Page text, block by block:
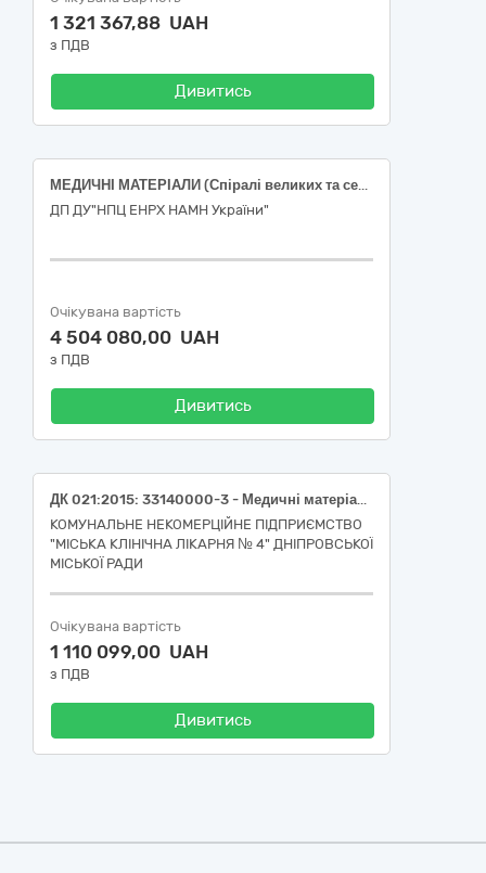
1 321 367,88 UAH
з ПДВ
Дивитись
МЕДИЧНІ МАТЕРІАЛИ (Спіралі великих та середніх розмірів, мікрокатетер, мікропровідник (НК 024:2023 «60940 Спіраль для емболізації судин головного мозку; 10691 Периферійний / коронарний судинний мікрокатетер; 58115 Периферійний судинний провідник, ручний); Код НК 031:2024 C010402020301 ЕМБОЛІЗАЦІЙНІ СПІРАЛІ, C0104020101 КАТЕТЕРИ І МІКРОКАТЕТЕРИ ДЛЯ ПАНОРАМНОЇ І СЕЛЕКТИВНОЇ ПЕРИФЕРИЧНОЇ ДІАГНОСТИЧНОЇ АНГІОГРАФІЇ, C040302 НАПРАВЛЯЮЧІ ДРОТИ ДЛЯ ВТРУЧАННЯ В КОРОНАРНІ І ПЕРИФЕРИЧНІ СУДИНИ)
ДП ДУ"НПЦ ЕНРХ НАМН України"
Очікувана вартість
4 504 080,00 UAH
з ПДВ
Дивитись
ДК 021:2015: 33140000-3 - Медичні матеріали (Стент уретеральний, відкритий кінчик, 26 см, розмір 6 (НК 024:2023 – 47053 Набір для встановлення сечовідного стента / НК 031:2024 – U020399 СЕЧОВІДНІ СТЕНТИ – ІНШЕ); Стент уретеральний, відкритий кінчик, 26 см, розмір 4,8 (НК 024:2023 – 47053 Набір для встановлення сечовідного стента / НК 031:2024 – U020399 СЕЧОВІДНІ СТЕНТИ – ІНШЕ); Комплект для черезшкірної нефростомії, розмір 8 (НК 024:2023 – 10735 Нефростомічний катетер / НК 031:2024 – U040202 НАБОРИ ДЛЯ НЕФРОСТОМІЇ, МЕТОД СЕЛЬДІНГЕРА); Напівавтоматична голка для біопсії м’яких тканин 16 х 150 мм (НК 024:2023 – 47540 Голка для біопсії м'яких тканин одноразового використання / НК 031:2024 – A0102010101 РІЖУЧІ БІОПСІЙНІ ГОЛКИ); Заглушка конічна жовта (НК 024:2023 – 60538 Конектор Луєр для магістралі для внутрішньовенних вливань/шприца / НК 031:2024 – A070199 АДАПТЕРИ І КОНЕКТОРИ – ІНШЕ))
КОМУНАЛЬНЕ НЕКОМЕРЦІЙНЕ ПІДПРИЄМСТВО
"МІСЬКА КЛІНІЧНА ЛІКАРНЯ № 4" ДНІПРОВСЬКОЇ
МІСЬКОЇ РАДИ
Очікувана вартість
1 110 099,00 UAH
з ПДВ
Дивитись